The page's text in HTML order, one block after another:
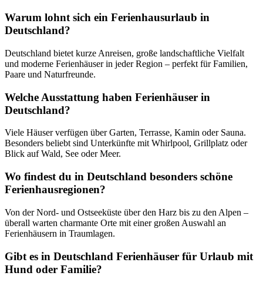
Warum lohnt sich ein Ferienhausurlaub in
Deutschland?
Deutschland bietet kurze Anreisen, große landschaftliche Vielfalt
und moderne Ferienhäuser in jeder Region – perfekt für Familien,
Paare und Naturfreunde.
Welche Ausstattung haben Ferienhäuser in
Deutschland?
Viele Häuser verfügen über Garten, Terrasse, Kamin oder Sauna.
Besonders beliebt sind Unterkünfte mit Whirlpool, Grillplatz oder
Blick auf Wald, See oder Meer.
Wo findest du in Deutschland besonders schöne
Ferienhausregionen?
Von der Nord- und Ostseeküste über den Harz bis zu den Alpen –
überall warten charmante Orte mit einer großen Auswahl an
Ferienhäusern in Traumlagen.
Gibt es in Deutschland Ferienhäuser für Urlaub mit
Hund oder Familie?